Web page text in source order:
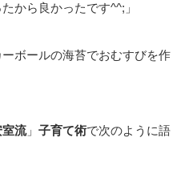
から良かったです^^;」
ボールの海苔でおむすびを作
室流」 子育て術で次のように語